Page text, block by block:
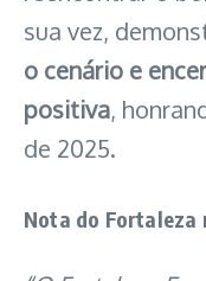
sua vez,
o cenário e
positiva,
de 2025.
Nota do Fortaleza